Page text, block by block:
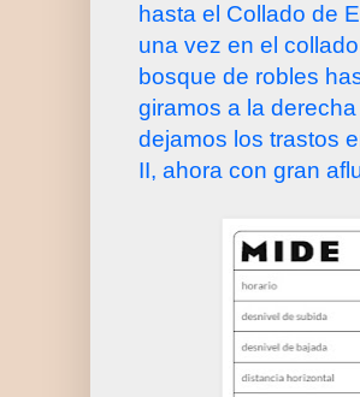
hasta el Collado de
una vez en el
bosque de robles
giramos a la
dejamos los trastos
II, ahora con gran